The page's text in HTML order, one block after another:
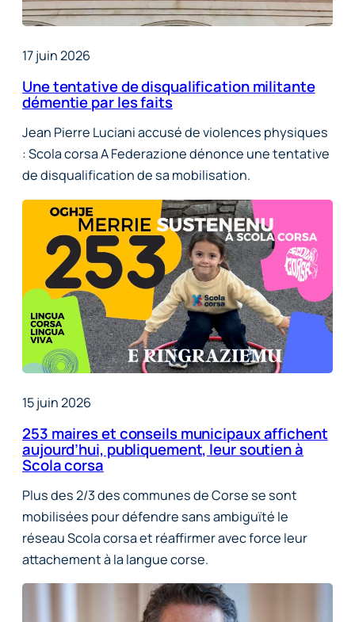
17 juin 2026
Une tentative de disqualification militante
démentie par les faits
Jean Pierre Luciani accusé de violences physiques
: Scola corsa A Federazione dénonce une tentative
de disqualification de sa mobilisation.
15 juin 2026
253 maires et conseils municipaux affichent
aujourd’hui, publiquement, leur soutien à
Scola corsa
Plus des 2/3 des communes de Corse se sont
mobilisées pour défendre sans ambiguïté le
réseau Scola corsa et réaffirmer avec force leur
attachement à la langue corse.